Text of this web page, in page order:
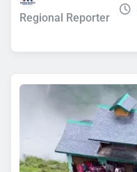
Regional Reporter